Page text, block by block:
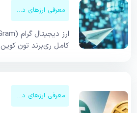
معرفی ارزهای دیجیتال
کامل ری‌برند تون کوین
معرفی ارزهای دیجیتال